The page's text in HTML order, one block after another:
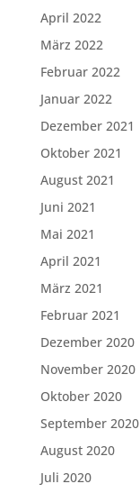
April 2022
März 2022
Februar 2022
Januar 2022
Dezember 2021
Oktober 2021
August 2021
Juni 2021
Mai 2021
April 2021
März 2021
Februar 2021
Dezember 2020
November 2020
Oktober 2020
September 2020
August 2020
Juli 2020